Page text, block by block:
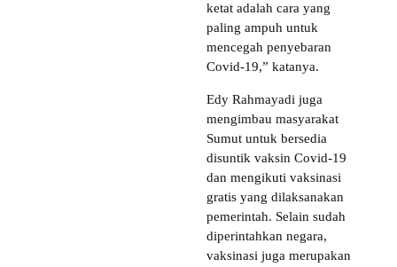
ketat adalah cara yang
paling ampuh untuk
mencegah penyebaran
Covid-19,” katanya.
Edy Rahmayadi juga
mengimbau masyarakat
Sumut untuk bersedia
disuntik vaksin Covid-19
dan mengikuti vaksinasi
gratis yang dilaksanakan
pemerintah. Selain sudah
diperintahkan negara,
vaksinasi juga merupakan